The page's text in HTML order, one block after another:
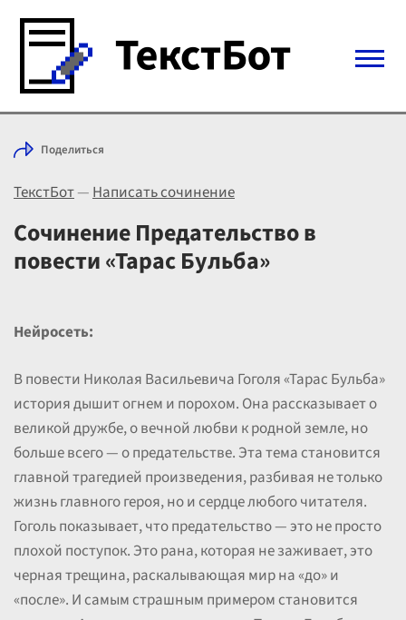
Войти с Telegram
Выбрать режим
Цены
Поделиться
ТекстБот—Написать сочинение
Сочинение Предательство в
повести «Тарас Бульба»
Нейросеть:
В повести Николая Васильевича Гоголя «Тарас Бульба»
история дышит огнем и порохом. Она рассказывает о
великой дружбе, о вечной любви к родной земле, но
больше всего — о предательстве. Эта тема становится
главной трагедией произведения, разбивая не только
жизнь главного героя, но и сердце любого читателя.
Гоголь показывает, что предательство — это не просто
плохой поступок. Это рана, которая не заживает, это
черная трещина, раскалывающая мир на «до» и
«после». И самым страшным примером становится